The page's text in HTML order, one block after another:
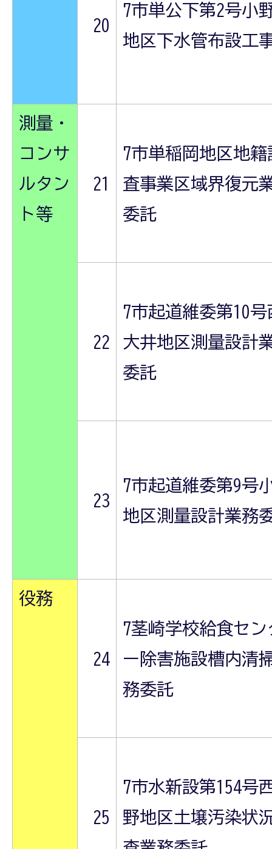
20
7市単公下第2号小
地区下水管布設工
測量・
コンサ
ルタン
ト等
21
7市単稲岡地区地籍
査事業区域界復元
委託
22
7市起道維委第10号
大井地区測量設計
委託
23
7市起道維委第9号
地区測量設計業務
役務
24
7茎崎学校給食セン
ー除害施設槽内清
務委託
25
7市水新設第154号
野地区土壌汚染状